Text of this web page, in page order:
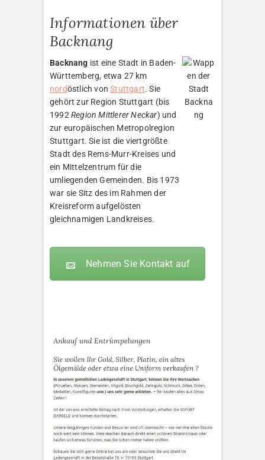
Informationen über
Backnang
Backnang ist eine Stadt in Baden-
Württemberg, etwa 27 km
nordöstlich vonStuttgart. Sie
gehört zur Region Stuttgart (bis
1992Region Mittlerer Neckar) und
zur europäischen Metropolregion
Stuttgart. Sie ist die viertgrößte
Stadt des Rems-Murr-Kreises und
ein Mittelzentrum für die
umliegenden Gemeinden. Bis 1973
war sie Sitz des im Rahmen der
Kreisreform aufgelösten
gleichnamigen Landkreises.
Nehmen Sie Kontakt auf